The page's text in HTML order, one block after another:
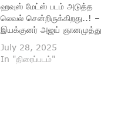
ஹவுஸ் மேட்ஸ் படம் அடுத்த
லெவல் சென்றிருக்கிறது..! –
இயக்குனர் அஜய் ஞானமுத்து
July 28, 2025
In "திரைப்படம்"